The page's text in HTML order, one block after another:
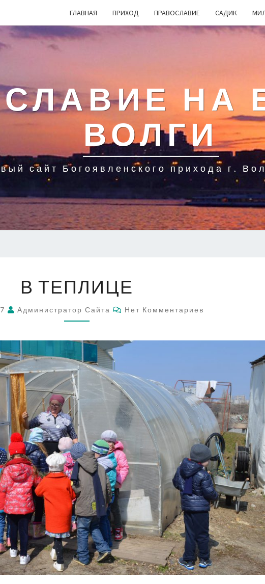
ГЛАВНАЯ ПРИХОД ПРАВОСЛАВИЕ САДИК
НА
ВОЛГИ
сайт Богоявленского прихода г.
ТЕПЛИЦЕ
В ТЕПЛИЦЕ
Администратор Сайта Комментарии
Нет Комментариев